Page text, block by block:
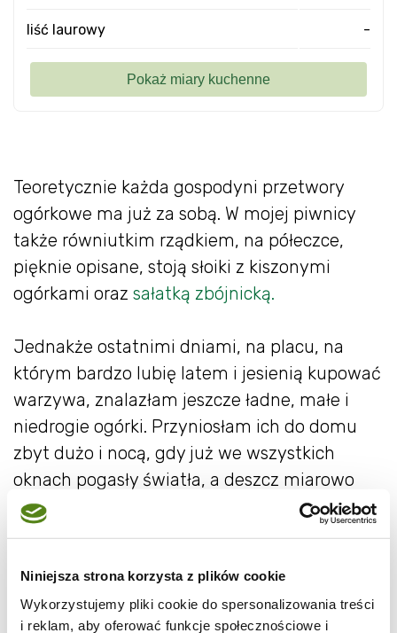
Niniejsza strona korzysta z plików cookie
Wykorzystujemy pliki cookie do spersonalizowania treści
i reklam, aby oferować funkcje społecznościowe i
Teoretycznie każda gospodyni przetwory
ogórkowe ma już za sobą. W mojej piwnicy
także równiutkim rządkiem, na półeczce,
pięknie opisane, stoją słoiki z kiszonymi
ogórkami oraz sałatką zbójnicką.
Jednakże ostatnimi dniami, na placu, na
którym bardzo lubię latem i jesienią kupować
warzywa, znalazłam jeszcze ładne, małe i
niedrogie ogórki. Przyniosłam ich do domu
zbyt dużo i nocą, gdy już we wszystkich
oknach pogasły światła, a deszcz miarowo
uderzał o parapety, robiłam ostatnie w tym
liść laurowy -